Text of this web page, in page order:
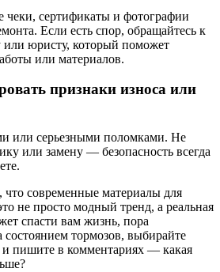
чеки, сертификаты и фотографии
Если есть спор, обращайтесь к
или юристу, который поможет
или материалов.
признаки износа или
или серьезными поломками. Не
или замену — безопасность всегда
что современные материалы для
не просто модный тренд, а реальная
спасти вам жизнь, пора
состоянием тормозов, выбирайте
пишите в комментариях — какая